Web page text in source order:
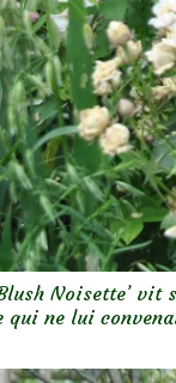
Noisette’
qui ne lui